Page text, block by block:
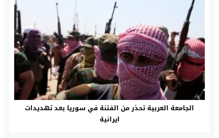
الجامعة العربية تحذر من الفتنة في سوريا بعد تهديدات
ايرانية